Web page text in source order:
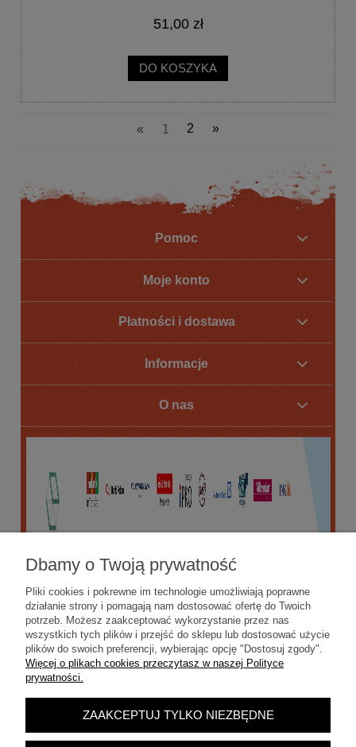
51,00 zł
DO KOSZYKA
« 1 2 »
Pomoc
Moje konto
Płatności i dostawa
Informacje
O nas
POKAŻ PEŁNĄ WERSJĘ STRONY
Sklep internetowy Shoper.pl
Dbamy o Twoją prywatność
Pliki cookies i pokrewne im technologie umożliwiają poprawne
działanie strony i pomagają nam dostosować ofertę do Twoich
potrzeb. Możesz zaakceptować wykorzystanie przez nas
wszystkich tych plików i przejść do sklepu lub dostosować użycie
plików do swoich preferencji, wybierając opcję "Dostosuj zgody".
Więcej o plikach cookies przeczytasz w naszej Polityce
prywatności.
ZAAKCEPTUJ TYLKO NIEZBĘDNE